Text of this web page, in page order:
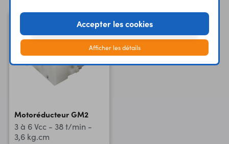
Motoréducteur GM2
3 à 6 Vcc - 38 t/min -
3,6 kg.cm
Accepter les cookies
Afficher les détails